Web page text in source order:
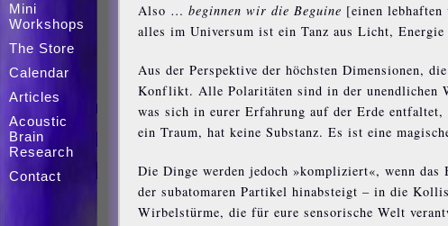
Mini
Workshops
The Store
Calendar
Articles
Acoustic
Brain
Research
Contact
Also … beginnen wir die Beguine [einen
alles im Universum ist ein Tanz aus Licht, Energie
Aus der Perspektive der höchsten Dimensionen,
Konflikt. Alle Polaritäten sind in der unendlichen
was sich in eurer Erfahrung auf der Erde
ein Traum, hat keine Substanz. Es ist eine
Die Dinge werden jedoch »kompliziert«, wenn das
der subatomaren Partikel hinabsteigt – in die
Wirbelstürme, die für eure sensorische Welt